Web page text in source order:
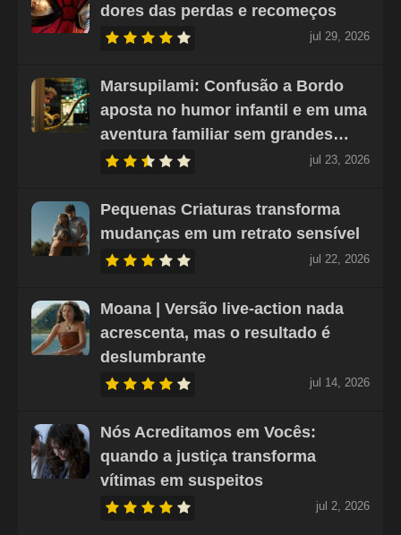
dores das perdas e recomeços
jul 29, 2026
Marsupilami: Confusão a Bordo
aposta no humor infantil e em uma
aventura familiar sem grandes…
jul 23, 2026
Pequenas Criaturas transforma
mudanças em um retrato sensível
jul 22, 2026
Moana | Versão live-action nada
acrescenta, mas o resultado é
deslumbrante
jul 14, 2026
Nós Acreditamos em Vocês:
quando a justiça transforma
vítimas em suspeitos
jul 2, 2026